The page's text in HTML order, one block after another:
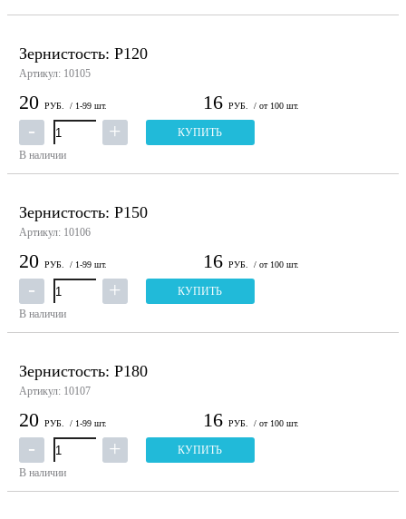
Зернистость: P120
Артикул: 10105
20 РУБ. / 1-99 шт. 16 РУБ. / от 100 шт.
КУПИТЬ
В наличии
Зернистость: P150
Артикул: 10106
20 РУБ. / 1-99 шт. 16 РУБ. / от 100 шт.
КУПИТЬ
В наличии
Зернистость: P180
Артикул: 10107
20 РУБ. / 1-99 шт. 16 РУБ. / от 100 шт.
КУПИТЬ
В наличии